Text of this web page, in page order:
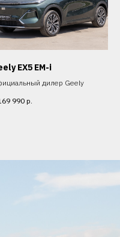
EX5 EM-i
дилер Geely
990р.